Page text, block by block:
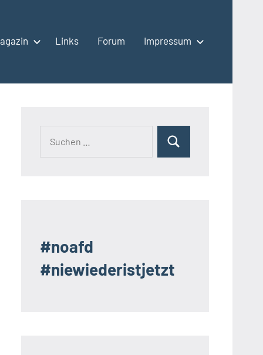
Links Forum Impressum
Suchen
#noafd
#niewiederistjetzt